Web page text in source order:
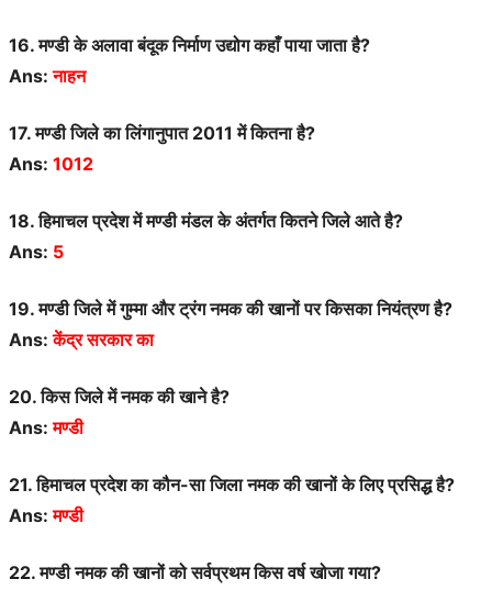
16. मण्डी के अलावा बंदूक निर्माण उद्योग कहाँ पाया जाता है?
Ans:नाहन
17. मण्डी जिले का लिंगानुपात 2011 में कितना है?
Ans: 1012
18. हिमाचल प्रदेश में मण्डी मंडल के अंतर्गत कितने जिले आते है?
Ans: 5
19. मण्डी जिले में गुम्मा और ट्रंग नमक की खानों पर किसका नियंत्रण है?
Ans:केंद्र सरकार का
20. किस जिले में नमक की खाने है?
Ans:मण्डी
21. हिमाचल प्रदेश का कौन-सा जिला नमक की खानों के लिए प्रसिद्ध है?
Ans:मण्डी
22. मण्डी नमक की खानों को सर्वप्रथम किस वर्ष खोजा गया?